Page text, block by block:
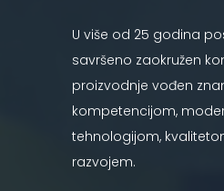
U više od 25 godina
savršeno zaokružen
proizvodnje vođen
kompetencijom,
tehnologijom,
razvojem.